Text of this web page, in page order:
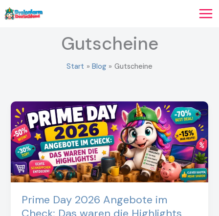
Zum
Inhalt
Gutscheine
Start Blog Gutscheine
Prime Day 2026 Angebote im